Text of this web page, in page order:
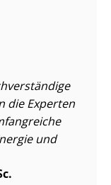
die Experten
und